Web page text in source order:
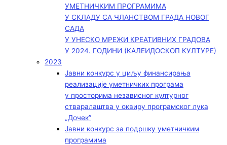
УМЕТНИЧКИМ ПРОГРАМИМА
У СКЛАДУ СА ЧЛАНСТВОМ ГРАДА НОВОГ
САДА
У УНЕСКО МРЕЖИ КРЕАТИВНИХ ГРАДОВА
У 2024. ГОДИНИ (КАЛЕИДОСКОП КУЛТУРЕ)
2023
Јавни конкурс у циљу финансирања
реализације уметничких програма
у просторима независног културног
стваралаштва у оквиру програмског лука
„Дочек”
Јавни конкурс за подршку уметничким
програмима